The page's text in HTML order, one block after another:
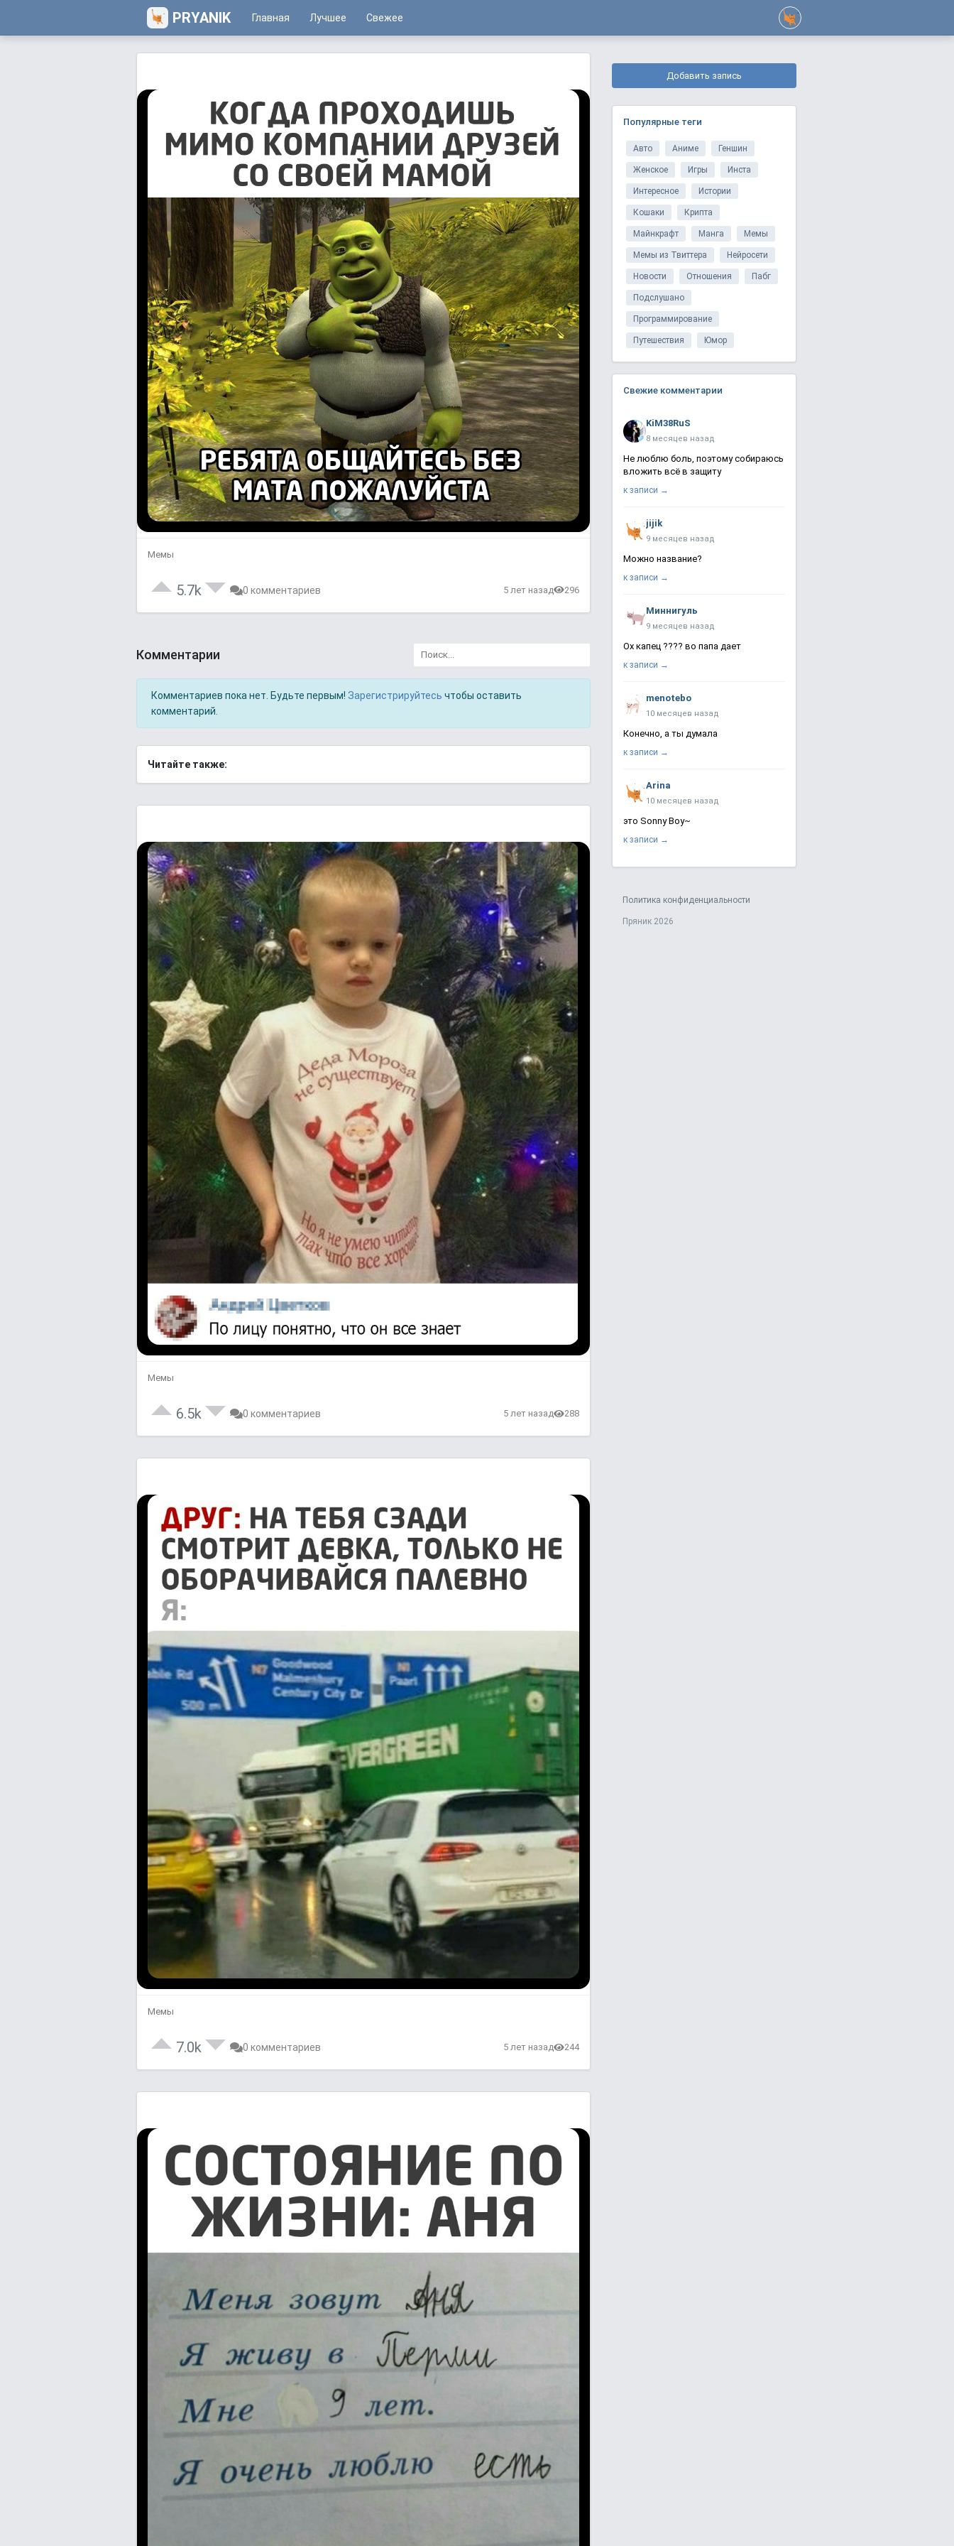
PRYANIK Главная Лучшее Свежее
Мемы
5.7k 0 комментариев 5 лет назад 296
Комментарии
Комментариев пока нет. Будьте первым! Зарегистрируйтесь чтобы оставить
комментарий.
Читайте также:
Мемы
6.5k 0 комментариев 5 лет назад 288
Мемы
7.0k 0 комментариев 5 лет назад 244
Добавить запись
Популярные теги
Авто Аниме Геншин
Женское Игры Инста
Интересное Истории
Кошаки Крипта
Майнкрафт Манга Мемы
Мемы из Твиттера Нейросети
Новости Отношения Пабг
Подслушано
Программирование
Путешествия Юмор
Свежие комментарии
KiM38RuS
8 месяцев назад
Не люблю боль, поэтому собираюсь
вложить всё в защиту
к записи →
jijik
9 месяцев назад
Можно название?
к записи →
Миннигуль
9 месяцев назад
Ох капец ???? во папа дает
к записи →
menotebo
10 месяцев назад
Конечно, а ты думала
к записи →
Arina
10 месяцев назад
это Sonny Boy~
к записи →
Политика конфиденциальности
Пряник 2026